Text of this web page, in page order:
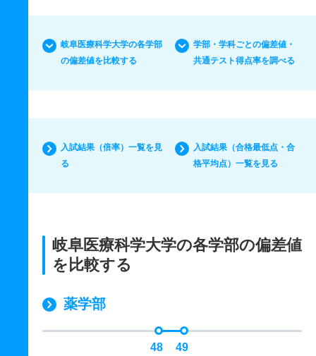
岐阜医療科学大学の各学部
の偏差値を比較する
学部・学科ごとの偏差値・
共通テスト得点率を調べる
入試結果（倍率）一覧を見
る
入試結果（合格最低点・合
格平均点）一覧を見る
岐阜医療科学大学の各学部の偏差値
を比較する
薬学部
48 49